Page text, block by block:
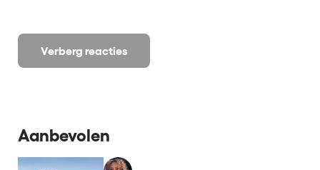
Verberg reacties
Aanbevolen